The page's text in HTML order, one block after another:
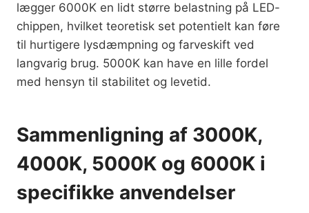
lægger 6000K en lidt større belastning på LED-
chippen, hvilket teoretisk set potentielt kan føre
til hurtigere lysdæmpning og farveskift ved
langvarig brug. 5000K kan have en lille fordel
med hensyn til stabilitet og levetid.
Sammenligning af 3000K,
4000K, 5000K og 6000K i
specifikke anvendelser